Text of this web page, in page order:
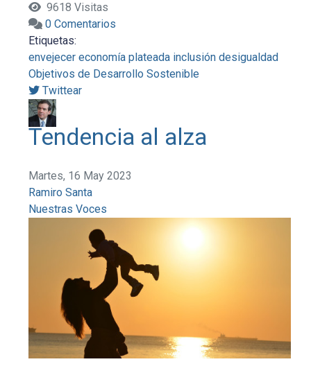
9618 Visitas
0 Comentarios
Etiquetas:
envejecer economía plateada inclusión desigualdad
Objetivos de Desarrollo Sostenible
Twittear
Tendencia al alza
Martes, 16 May 2023
Ramiro Santa
Nuestras Voces